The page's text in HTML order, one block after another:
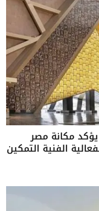
مكانة مصر
الفنية التمكين